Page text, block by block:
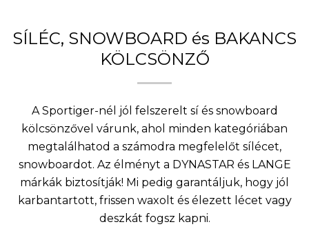
SÍLÉC, SNOWBOARD és BAKANCS
KÖLCSÖNZŐ
A Sportiger-nél jól felszerelt sí és snowboard
kölcsönzővel várunk, ahol minden kategóriában
megtalálhatod a számodra megfelelőt sílécet,
snowboardot. Az élményt a DYNASTAR és LANGE
márkák biztosítják! Mi pedig garantáljuk, hogy jól
karbantartott, frissen waxolt és élezett lécet vagy
deszkát fogsz kapni.